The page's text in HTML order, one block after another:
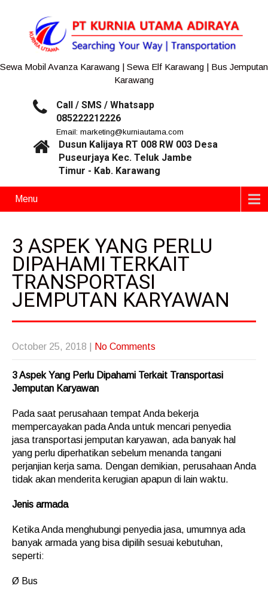
Sewa Mobil Avanza Karawang | Sewa Elf Karawang | Bus Jemputan
Karawang
Call / SMS / Whatsapp
085222212226
Email: marketing@kurniautama.com
Dusun Kalijaya RT 008 RW 003 Desa
Puseurjaya Kec. Teluk Jambe
Timur - Kab. Karawang
Menu
3 ASPEK YANG PERLU
DIPAHAMI TERKAIT
TRANSPORTASI
JEMPUTAN KARYAWAN
October 25, 2018 No Comments
3 Aspek Yang Perlu Dipahami Terkait Transportasi
Jemputan Karyawan
Pada saat perusahaan tempat Anda bekerja
mempercayakan pada Anda untuk mencari penyedia
jasa transportasi jemputan karyawan, ada banyak hal
yang perlu diperhatikan sebelum menanda tangani
perjanjian kerja sama. Dengan demikian, perusahaan Anda
tidak akan menderita kerugian apapun di lain waktu.
Jenis armada
Ketika Anda menghubungi penyedia jasa, umumnya ada
banyak armada yang bisa dipilih sesuai kebutuhan,
seperti:
Ø Bus